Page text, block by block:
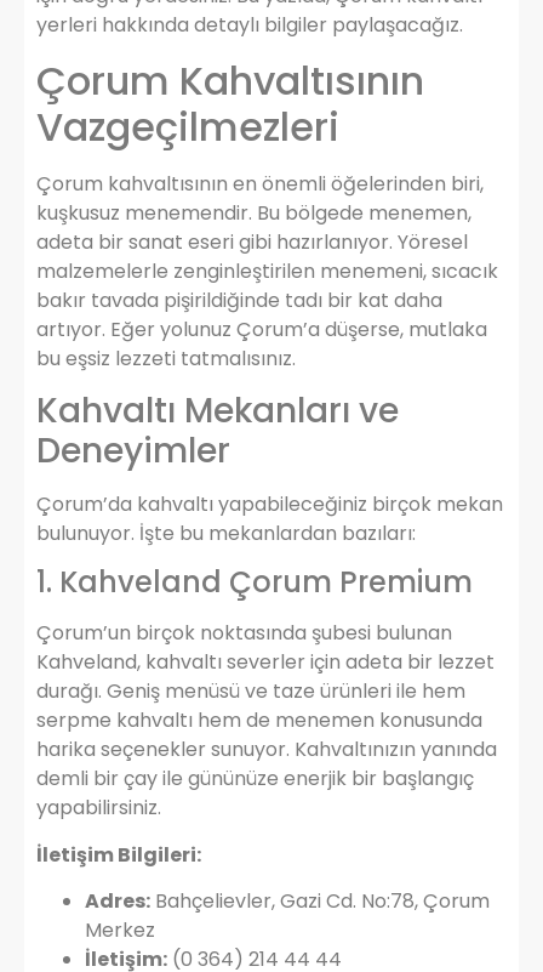
yerleri hakkında detaylı bilgiler paylaşacağız.
Çorum Kahvaltısının
Vazgeçilmezleri
Çorum kahvaltısının en önemli öğelerinden biri,
kuşkusuz menemendir. Bu bölgede menemen,
adeta bir sanat eseri gibi hazırlanıyor. Yöresel
malzemelerle zenginleştirilen menemeni, sıcacık
bakır tavada pişirildiğinde tadı bir kat daha
artıyor. Eğer yolunuz Çorum’a düşerse, mutlaka
bu eşsiz lezzeti tatmalısınız.
Kahvaltı Mekanları ve
Deneyimler
Çorum’da kahvaltı yapabileceğiniz birçok mekan
bulunuyor. İşte bu mekanlardan bazıları:
1. Kahveland Çorum Premium
Çorum’un birçok noktasında şubesi bulunan
Kahveland, kahvaltı severler için adeta bir lezzet
durağı. Geniş menüsü ve taze ürünleri ile hem
serpme kahvaltı hem de menemen konusunda
harika seçenekler sunuyor. Kahvaltınızın yanında
demli bir çay ile gününüze enerjik bir başlangıç
yapabilirsiniz.
İletişim Bilgileri:
Adres: Bahçelievler, Gazi Cd. No:78, Çorum
Merkez
İletişim: (0 364) 214 44 44